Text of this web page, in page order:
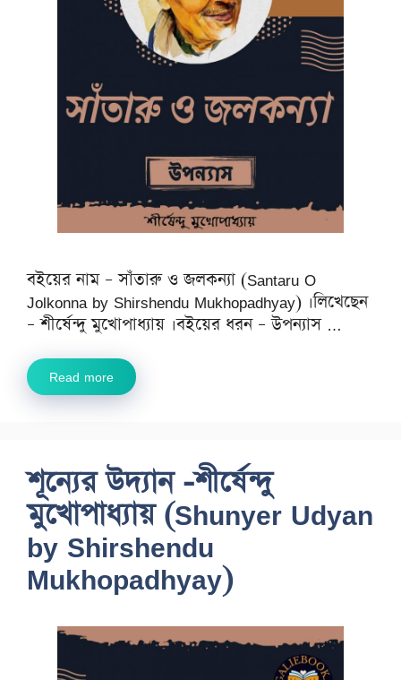
বইয়ের নাম – সাঁতারু ও জলকন্যা (Santaru O
Jolkonna by Shirshendu Mukhopadhyay) ।লিখেছেন
– শীর্ষেন্দু মুখোপাধ্যায় ।বইয়ের ধরন – উপন্যাস …
Read more
শূন্যের উদ্যান -শীর্ষেন্দু
মুখোপাধ্যায় (Shunyer Udyan
by Shirshendu
Mukhopadhyay)